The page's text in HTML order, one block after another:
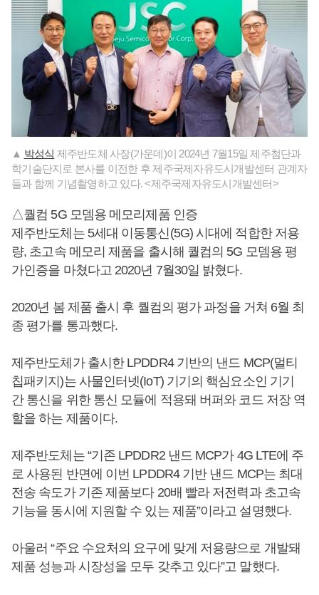
▲ 박성식 제주반도체 사장(가운데)이 2024년 7월15일 제주첨단과
학기술단지로 본사를 이전한 후 제주국제자유도시개발센터 관계자
들과 함께 기념촬영하고 있다. <제주국제자유도시개발센터>
△퀄컴 5G 모뎀용 메모리제품 인증
제주반도체는 5세대 이동통신(5G) 시대에 적합한 저용
량, 초고속 메모리 제품을 출시해 퀄컴의 5G 모뎀용 평
가인증을 마쳤다고 2020년 7월30일 밝혔다.
2020년 봄 제품 출시 후 퀄컴의 평가 과정을 거쳐 6월 최
종 평가를 통과했다.
제주반도체가 출시한 LPDDR4 기반의 낸드 MCP(멀티
칩패키지)는 사물인터넷(IoT) 기기의 핵심요소인 기기
간 통신을 위한 통신 모듈에 적용돼 버퍼와 코드 저장 역
할을 하는 제품이다.
제주반도체는 “기존 LPDDR2 낸드 MCP가 4G LTE에 주
로 사용된 반면에 이번 LPDDR4 기반 낸드 MCP는 최대
전송 속도가 기존 제품보다 20배 빨라 저전력과 초고속
기능을 동시에 지원할 수 있는 제품”이라고 설명했다.
아울러 “주요 수요처의 요구에 맞게 저용량으로 개발돼
제품 성능과 시장성을 모두 갖추고 있다”고 말했다.